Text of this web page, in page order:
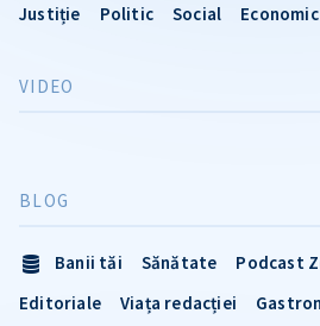
Justiție Politic Social Economic
VIDEO
BLOG
Banii tăi Sănătate Podcast
Editoriale
Viața redacției